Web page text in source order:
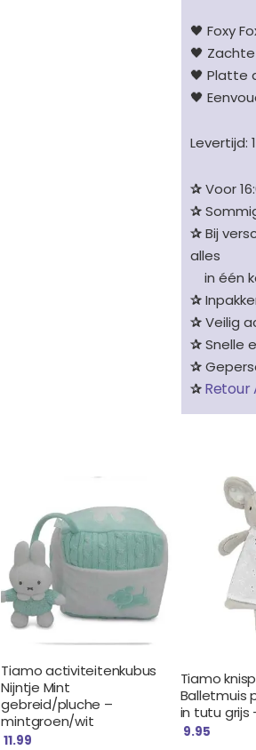
🖤 Foxy
🖤
🖤 Platte
🖤
Levertijd:
✰Voor
✰
✰Bij
alles
in één
✰
✰Veilig
✰Snelle
✰
✰Retour
Tiamo activiteitenkubus
Nijntje Mint
gebreid/pluche –
mintgroen/wit
11.99
Tiamo
Balletmuis
in tutu grijs
9.95